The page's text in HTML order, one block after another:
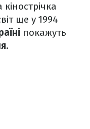
ще у 1994
покажуть
.